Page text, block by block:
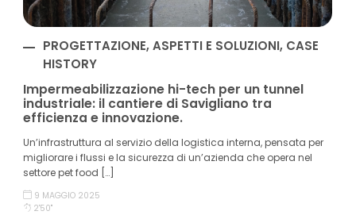
PROGETTAZIONE, ASPETTI E SOLUZIONI, CASE
HISTORY
Impermeabilizzazione hi-tech per un tunnel
industriale: il cantiere di Savigliano tra
efficienza e innovazione.
Un’infrastruttura al servizio della logistica interna, pensata per
migliorare i flussi e la sicurezza di un’azienda che opera nel
settore pet food […]
9 MAGGIO 2025
2'50''